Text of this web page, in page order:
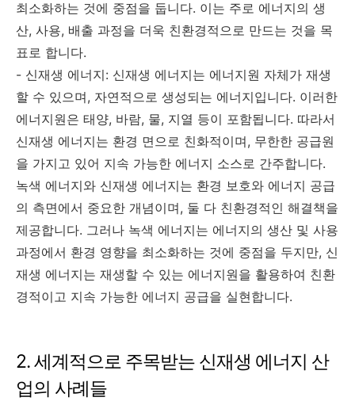
최소화하는 것에 중점을 둡니다. 이는 주로 에너지의 생
산, 사용, 배출 과정을 더욱 친환경적으로 만드는 것을 목
표로 합니다.
- 신재생 에너지: 신재생 에너지는 에너지원 자체가 재생
할 수 있으며, 자연적으로 생성되는 에너지입니다. 이러한
에너지원은 태양, 바람, 물, 지열 등이 포함됩니다. 따라서
신재생 에너지는 환경 면으로 친화적이며, 무한한 공급원
을 가지고 있어 지속 가능한 에너지 소스로 간주합니다.
녹색 에너지와 신재생 에너지는 환경 보호와 에너지 공급
의 측면에서 중요한 개념이며, 둘 다 친환경적인 해결책을
제공합니다. 그러나 녹색 에너지는 에너지의 생산 및 사용
과정에서 환경 영향을 최소화하는 것에 중점을 두지만, 신
재생 에너지는 재생할 수 있는 에너지원을 활용하여 친환
경적이고 지속 가능한 에너지 공급을 실현합니다.
2. 세계적으로 주목받는 신재생 에너지 산
업의 사례들